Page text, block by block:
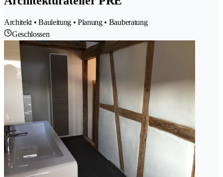
Architekt • Bauleitung • Planung • Bauberatung
Geschlossen